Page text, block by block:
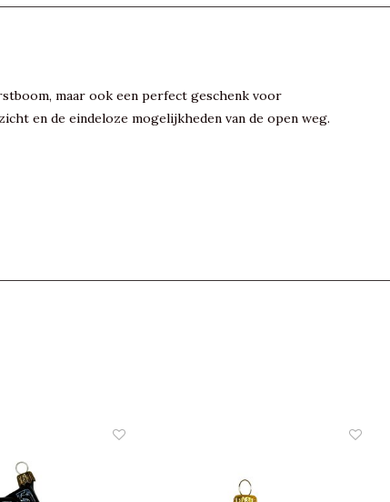
maar ook een perfect geschenk voor
en de eindeloze mogelijkheden van de open weg.